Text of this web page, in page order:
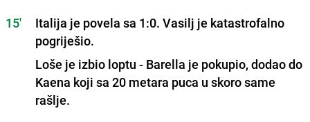
15'
Italija je povela sa 1:0. Vasilj je katastrofalno
pogriješio.
Loše je izbio loptu - Barella je pokupio, dodao do
Kaena koji sa 20 metara puca u skoro same
rašlje.